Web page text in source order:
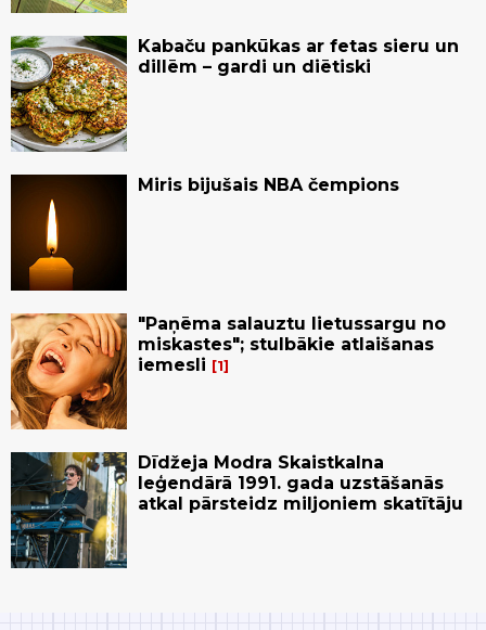
Kabaču pankūkas ar fetas sieru un
dillēm – gardi un diētiski
Miris bijušais NBA čempions
"Paņēma salauztu lietussargu no
miskastes"; stulbākie atlaišanas
iemesli
1
Dīdžeja Modra Skaistkalna
leģendārā 1991. gada uzstāšanās
atkal pārsteidz miljoniem skatītāju